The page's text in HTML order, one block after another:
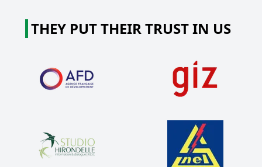
THEY PUT THEIR TRUST IN US